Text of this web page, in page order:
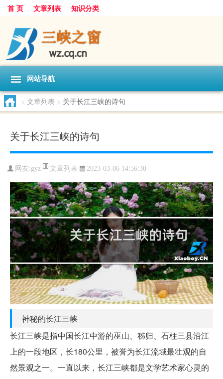
首 页 文章列表 知识分类
网站导航
> 文章列表 > 关于长江三峡的诗句
关于长江三峡的诗句
网友:gyz 文章列表 2023-03-06 14:56:30
神秘的长江三峡
长江三峡是指中国长江中游的巫山、秭归、石柱三县沿江
上的一段地区，长180公里，被誉为长江流域最壮观的自
然景观之一。一直以来，长江三峡都是文学艺术家心灵的